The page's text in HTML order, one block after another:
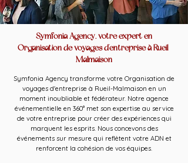
Symfonia Agency, votre expert en
Organisation de voyages d'entreprise à Rueil-
Malmaison
Symfonia Agency transforme votre Organisation de
voyages d'entreprise à Rueil-Malmaison en un
moment inoubliable et fédérateur. Notre agence
événementielle en 360° met son expertise au service
de votre entreprise pour créer des expériences qui
marquent les esprits. Nous concevons des
événements sur mesure qui reflètent votre ADN et
renforcent la cohésion de vos équipes.